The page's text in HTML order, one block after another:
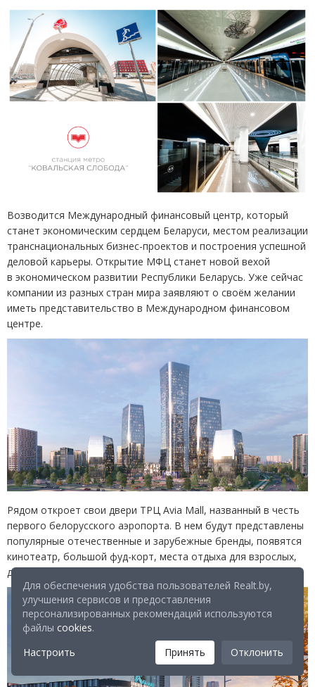
Возводится Международный финансовый центр, который
станет экономическим сердцем Беларуси, местом реализации
транснациональных бизнес-проектов и построения успешной
деловой карьеры. Открытие МФЦ станет новой вехой
в экономическом развитии Республики Беларусь. Уже сейчас
компании из разных стран мира заявляют о своём желании
иметь представительство в Международном финансовом
центре.
Рядом откроет свои двери ТРЦ Avia Mall, названный в честь
первого белорусского аэропорта. В нем будут представлены
популярные отечественные и зарубежные бренды, появятся
кинотеатр, большой фуд-корт, места отдыха для взрослых,
детей и подростков.
Для обеспечения удобства пользователей Realt.by,
улучшения сервисов и предоставления
персонализированных рекомендаций используются
файлы cookies.
Настроить
Принять Отклонить